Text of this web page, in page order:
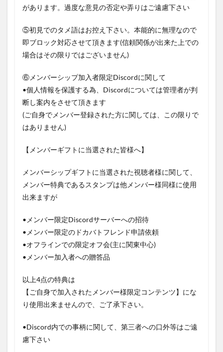
があります。過度な意見の否定や弄りはご遠慮下さい
⑤初見でのタメ語はお控え下さい。本能的に無理なので
即ブロック対応させて頂きます(信頼関係が出来た上での
場合はその限りではございません)
⑥メンバーシップ加入者限定Discordに関して
•個人情報を保護する為、Discordについては管理者が判
断し案内をさせて頂きます
(ご自身でメンバー登録された方に関しては、この限りで
はありません)
【メンバーギフトに当選された皆様へ】
メンバーシップギフトに当選された視聴者様に関して、
メンバー特典であるスタンプは他メンバー様同様に使用
出来ますが
•メンバー限定Discordサーバーへの招待
•メンバー限定のドカバトフレンド申請依頼
•オフラインでの限定オフ会(主に関東中心)
•メンバー加入者への贈答品
以上4点の特典は
【ご自身で加入されたメンバー様限定コンテンツ】にな
り使用出来ませんので、ご了承下さい。
•Discord内での事柄に関して、第三者への口外等はご遠
慮下さい